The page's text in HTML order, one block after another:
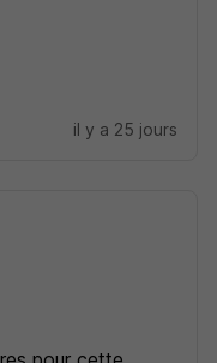
il y a 25 jours